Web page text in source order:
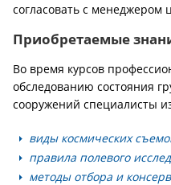
согласовать с
Приобретаемые
Во время курсов
обследованию состояния
сооружений специалисты
виды космических
правила полевого
методы отбора и